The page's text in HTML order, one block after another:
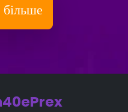
більше